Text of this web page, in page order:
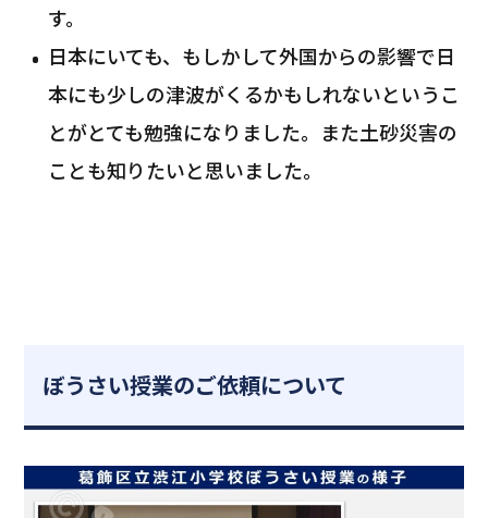
す。
日本にいても、もしかして外国からの影響で日
本にも少しの津波がくるかもしれないというこ
とがとても勉強になりました。また土砂災害の
ことも知りたいと思いました。
ぼうさい授業のご依頼について